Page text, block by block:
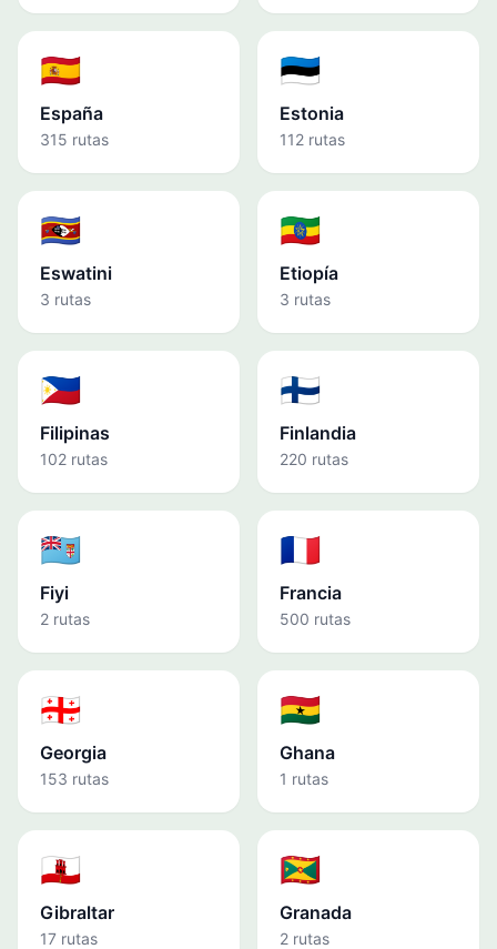
🇪🇸
España
315 rutas
🇪🇪
Estonia
112 rutas
🇸🇿
Eswatini
3 rutas
🇪🇹
Etiopía
3 rutas
🇵🇭
Filipinas
102 rutas
🇫🇮
Finlandia
220 rutas
🇫🇯
Fiyi
2 rutas
🇫🇷
Francia
500 rutas
🇬🇪
Georgia
153 rutas
🇬🇭
Ghana
1 rutas
🇬🇮
Gibraltar
17 rutas
🇬🇩
Granada
2 rutas